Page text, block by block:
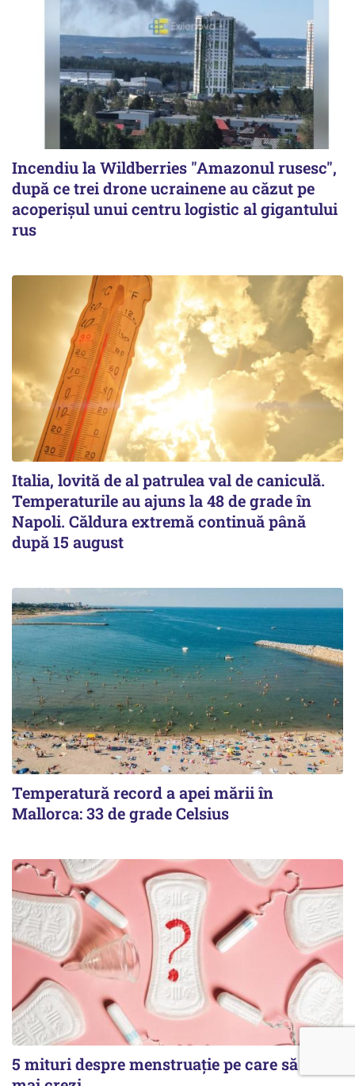
Incendiu la Wildberries "Amazonul rusesc",
după ce trei drone ucrainene au căzut pe
acoperişul unui centru logistic al gigantului
rus
Italia, lovită de al patrulea val de caniculă.
Temperaturile au ajuns la 48 de grade în
Napoli. Căldura extremă continuă până
după 15 august
Temperatură record a apei mării în
Mallorca: 33 de grade Celsius
5 mituri despre menstruație pe care să nu le